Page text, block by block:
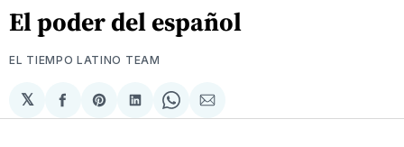
El poder del español
EL TIEMPO LATINO TEAM
𝕏
Compartir
en
Share
on
Compartir
en
Share
on
Compartir
via